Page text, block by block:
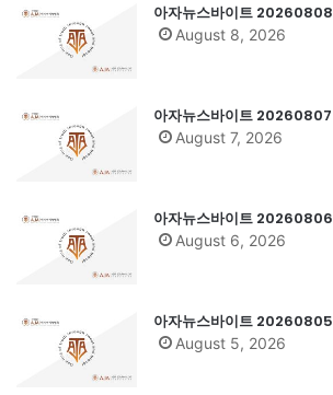
아자뉴스바이트 20260808
August 8, 2026
아자뉴스바이트 20260807
August 7, 2026
아자뉴스바이트 20260806
August 6, 2026
아자뉴스바이트 20260805
August 5, 2026